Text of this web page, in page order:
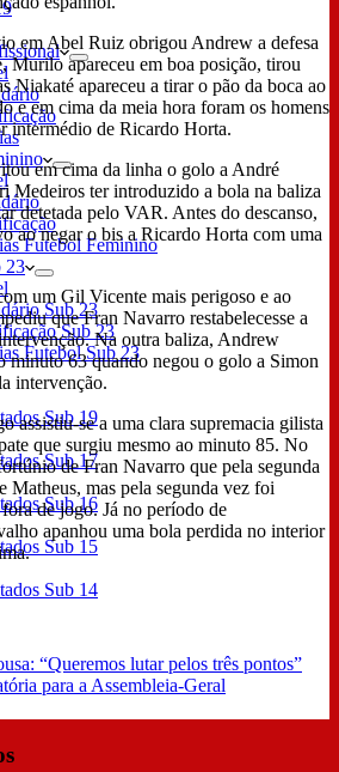
Futebol Feminino
23
Sub 23
Sub 23
Futebol Sub 23
Sub 19
Sub 17
Sub 16
Sub 15
Sub 14
em Abel Ruiz obrigou Andrew a defesa
Murilo apareceu em boa posição, tirou
Niakaté apareceu a tirar o pão da boca ao
e em cima da meia hora foram os homens
intermédio de Ricardo Horta.
em cima da linha o golo a André
Medeiros ter introduzido a bola na baliza
detetada pelo VAR. Antes do descanso,
ao negar o bis a Ricardo Horta com uma
um Gil Vicente mais perigoso e ao
que Fran Navarro restabelecesse a
Na outra baliza, Andrew
minuto 63 quando negou o golo a Simon
intervenção.
assistiu-se a uma clara supremacia gilista
que surgiu mesmo ao minuto 85. No
de Fran Navarro que pela segunda
Matheus, mas pela segunda vez foi
de jogo. Já no período de
apanhou uma bola perdida no interior
“Queremos lutar pelos três pontos”
para a Assembleia-Geral